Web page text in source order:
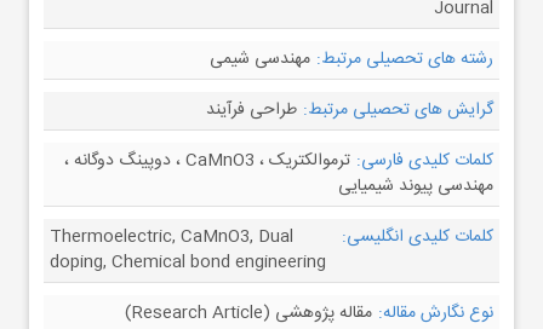
Journal
رشته های تحصیلی مرتبط: مهندسی شیمی
گرایش های تحصیلی مرتبط: طراحی فرآیند
کلمات کلیدی فارسی:
ترموالکتریک ، CaMnO3 ، دوپینگ دوگانه ،
مهندسی پیوند شیمیایی
کلمات کلیدی انگلیسی:
Thermoelectric, CaMnO3, Dual
doping, Chemical bond engineering
نوع نگارش مقاله: مقاله پژوهشی (Research Article)